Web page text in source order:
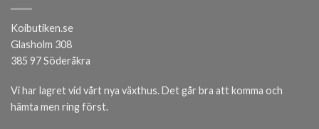
Koibutiken.se
Glasholm 308
385 97 Söderåkra
Vi har lagret vid vårt nya växthus. Det går bra att komma och
hämta men ring först.